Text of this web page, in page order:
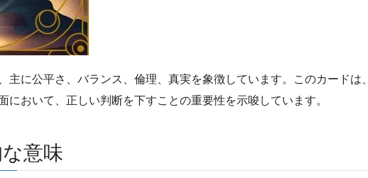
主に公平さ、バランス、倫理、真実を象徴しています。このカードは、
において、正しい判断を下すことの重要性を示唆しています。
意味